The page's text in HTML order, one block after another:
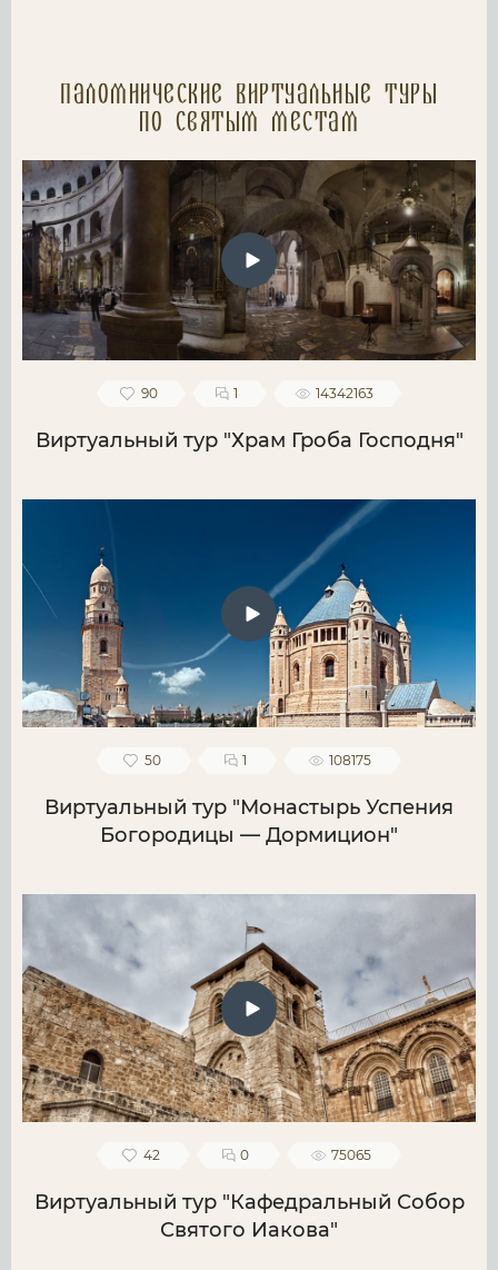
Паломнические Виртуальные туры
по святым местам
90 1 14342163
Виртуальный тур "Храм Гроба Господня"
50 1 108175
Виртуальный тур "Монастырь Успения
Богородицы — Дормицион"
42 0 75065
Виртуальный тур "Кафедральный Собор
Святого Иакова"